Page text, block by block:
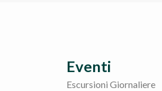
Eventi
Escursioni Giornaliere